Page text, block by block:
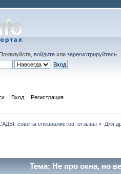
Пожалуйста, войдите или зарегистрируйтесь
Вход Регистрация
советы специалистов, отзывы » Для
Тема: Не про окна, но